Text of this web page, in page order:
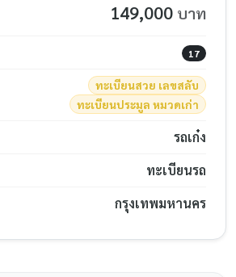
149,000 บาท
17
ทะเบียนสวย เลขสลับ
ทะเบียนประมูล หมวดเก่า
รถเก๋ง
ทะเบียนรถ
กรุงเทพมหานคร